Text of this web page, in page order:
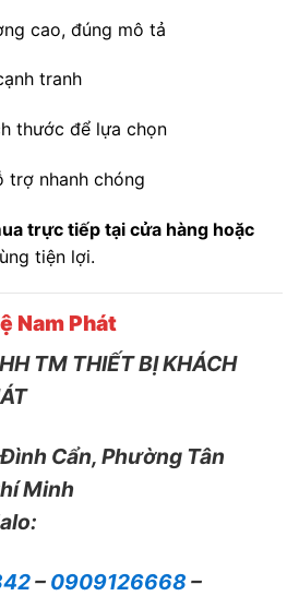
cao, đúng mô tả
tranh
thước để lựa chọn
trợ nhanh chóng
trực tiếp tại cửa hàng hoặc
tiện lợi.
Nam Phát
TM THIẾT BỊ KHÁCH
Cẩn, Phường Tân
Minh
– 0909126668 –